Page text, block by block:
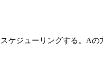
ジューリングする。A